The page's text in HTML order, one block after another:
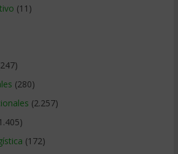
(11)
(280)
(2.257)
(172)